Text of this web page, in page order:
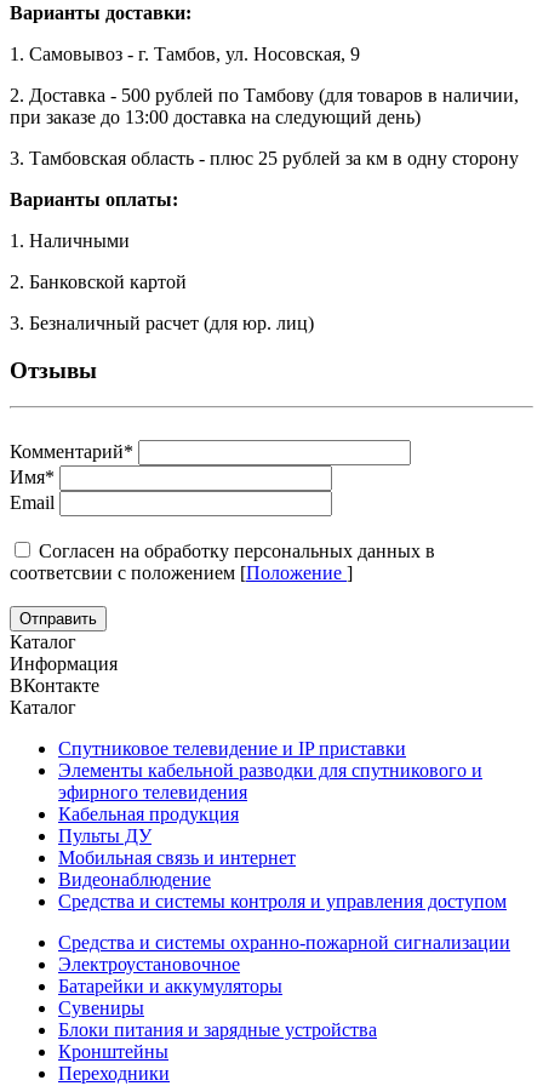
Варианты доставки:
1. Самовывоз - г. Тамбов, ул. Носовская, 9
2. Доставка - 500 рублей по Тамбову (для товаров в наличии,
при заказе до 13:00 доставка на следующий день)
3. Тамбовская область - плюс 25 рублей за км в одну сторону
Варианты оплаты:
1. Наличными
2. Банковской картой
3. Безналичный расчет (для юр. лиц)
Отзывы
Комментарий*
Имя*
Email
Cогласен на обработку персональных данных в
соответсвии с положением [Положение ]
Каталог
Информация
ВКонтакте
Каталог
Спутниковое телевидение и IP приставки
Элементы кабельной разводки для спутникового и
эфирного телевидения
Кабельная продукция
Пульты ДУ
Мобильная связь и интернет
Видеонаблюдение
Средства и системы контроля и управления доступом
Средства и системы охранно-пожарной сигнализации
Электроустановочное
Батарейки и аккумуляторы
Сувениры
Блоки питания и зарядные устройства
Кронштейны
Переходники